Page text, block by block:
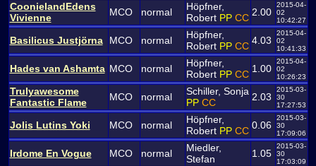
CoonielandEdens
Vivienne
MCO normal
Höpfner,
RobertPPCC 2.00
2015-04-
02
10:42:27
Basilicus Justjörna MCO normal
Höpfner,
RobertPPCC 4.03
2015-04-
02
10:41:33
Hades van Ashamta MCO normal
Höpfner,
RobertPPCC 1.00
2015-04-
02
10:26:23
Trulyawesome
Fantastic Flame
MCO normal
Schiller, Sonja
PPCC 2.03
2015-03-
30
17:27:53
Jolis Lutins Yoki MCO normal
Höpfner,
RobertPPCC 0.06
2015-03-
30
17:09:06
Irdome En Vogue MCO normal
Miedler,
Stefan
1.05
2015-03-
30
17:03:09